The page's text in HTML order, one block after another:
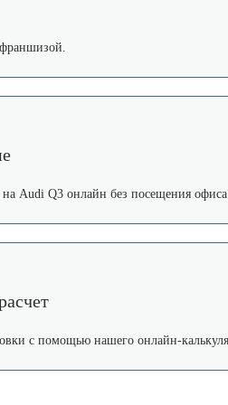
Audi Q3 онлайн без посещения офиса.
с помощью нашего онлайн-